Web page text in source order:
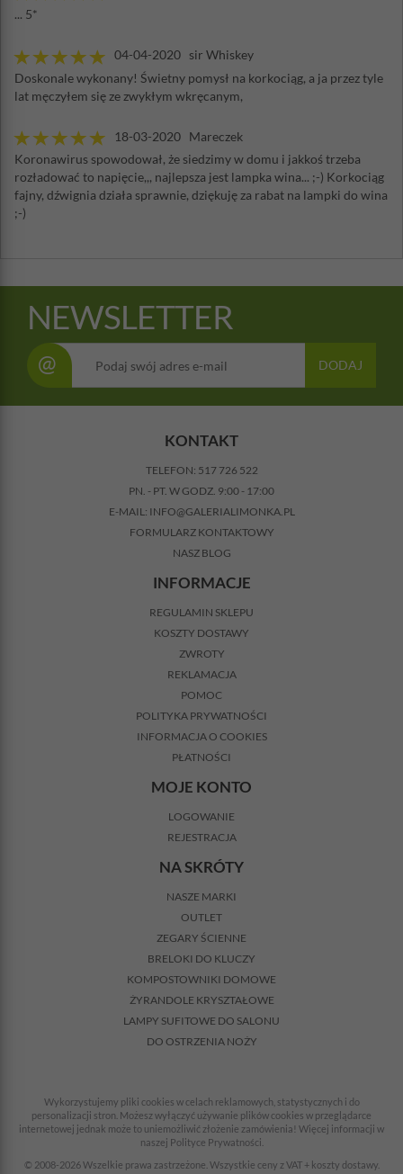
... 5*
04-04-2020 sir Whiskey
Doskonale wykonany! Świetny pomysł na korkociąg, a ja przez tyle
lat męczyłem się ze zwykłym wkręcanym,
18-03-2020 Mareczek
Koronawirus spowodował, że siedzimy w domu i jakkoś trzeba
rozładować to napięcie,,, najlepsza jest lampka wina... ;-) Korkociąg
fajny, dźwignia działa sprawnie, dziękuję za rabat na lampki do wina
;-)
NEWSLETTER
@ DODAJ
KONTAKT
TELEFON: 517 726 522
PN. - PT. W GODZ. 9:00 - 17:00
E-MAIL: INFO@GALERIALIMONKA.PL
FORMULARZ KONTAKTOWY
NASZ BLOG
INFORMACJE
REGULAMIN SKLEPU
KOSZTY DOSTAWY
ZWROTY
REKLAMACJA
POMOC
POLITYKA PRYWATNOŚCI
INFORMACJA O COOKIES
PŁATNOŚCI
MOJE KONTO
LOGOWANIE
REJESTRACJA
NA SKRÓTY
NASZE MARKI
OUTLET
ZEGARY ŚCIENNE
BRELOKI DO KLUCZY
KOMPOSTOWNIKI DOMOWE
ŻYRANDOLE KRYSZTAŁOWE
LAMPY SUFITOWE DO SALONU
DO OSTRZENIA NOŻY
Wykorzystujemy pliki cookies w celach reklamowych, statystycznych i do
personalizacji stron. Możesz wyłączyć używanie plików cookies w przeglądarce
internetowej jednak może to uniemożliwić złożenie zamówienia! Więcej informacji w
naszej Polityce Prywatności.
© 2008-2026 Wszelkie prawa zastrzeżone. Wszystkie ceny z VAT + koszty dostawy.